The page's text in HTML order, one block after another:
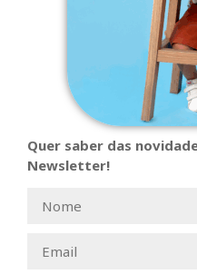
Quer saber das
Newsletter!